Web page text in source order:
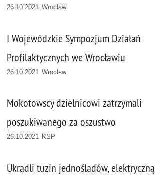
26.10.2021 Wrocław
I Wojewódzkie Sympozjum Działań
Profilaktycznych we Wrocławiu
26.10.2021 Wrocław
Mokotowscy dzielnicowi zatrzymali
poszukiwanego za oszustwo
26.10.2021 KSP
Ukradli tuzin jednośladów, elektryczną